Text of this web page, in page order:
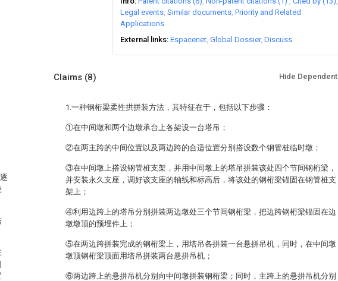
Legal events Similar documents Priority and Related
Applications
External links Espacenet Global Dossier Discuss
Claims (8) Hide Dependent
1.一种钢桁梁柔性拱拼装方法，其特征在于，包括以下步骤：
①在中间墩和两个边墩承台上各架设一台塔吊；
②在两主跨的中间位置以及两边跨的合适位置分别搭设数个钢管桩临时墩；
③在中间墩上搭设钢管桩支架，并用中间墩上的塔吊拼装该处四个节间钢桁梁，
并安装永久支座，调好该支座的轴线和标高后，将该处的钢桁梁锚固在钢管桩支
架上；
④利用边跨上的塔吊分别拼装两边墩处三个节间钢桁梁，把边跨钢桁梁锚固在边
墩墩顶的预埋件上；
⑤在两边跨拼装完成的钢桁梁上，用塔吊各拼装一台悬拼吊机，同时，在中间墩
墩顶钢桁梁顶面用塔吊拼装两台悬拼吊机；
⑥两边跨上的悬拼吊机分别向中间墩拼装钢桁梁；同时，主跨上的悬拼吊机分别